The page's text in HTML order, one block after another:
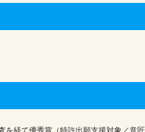
を経て優秀賞（特許出願支援対象／意匠